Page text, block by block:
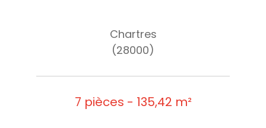
Chartres
(28000)
7 pièces - 135,42 m²